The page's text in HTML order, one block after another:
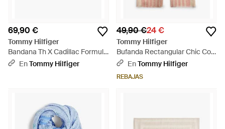
69,90 €
Tommy Hilfiger
Bandana Th X Cadillac Formula
1 Team Con Logos - Negro
EnTommy Hilfiger
49,90 €24 €
Tommy Hilfiger
Bufanda Rectangular Chic Con
Monograma Th - Rosa
EnTommy Hilfiger
REBAJAS